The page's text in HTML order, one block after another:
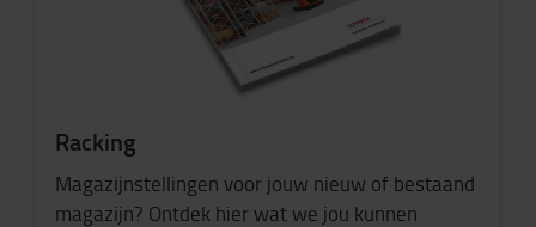
Racking
Magazijnstellingen voor jouw nieuw of bestaand
magazijn? Ontdek hier wat we jou kunnen